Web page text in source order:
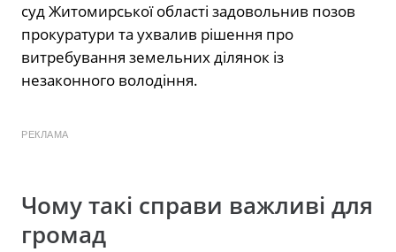
суд Житомирської області задовольнив позов
прокуратури та ухвалив рішення про
витребування земельних ділянок із
незаконного володіння.
РЕКЛАМА
Чому такі справи важливі для
громад